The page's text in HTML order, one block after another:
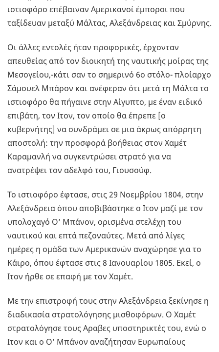
ιστιοφόρο επέβαιναν Αμερικανοί έμποροι που
ταξίδευαν μεταξύ Μάλτας, Αλεξάνδρειας και Σμύρνης.
Οι άλλες εντολές ήταν προφορικές, έρχονταν
απευθείας από τον διοικητή της ναυτικής μοίρας της
Μεσογείου,-κάτι σαν το σημερινό 6ο στόλο- πλοίαρχο
Σάμουελ Μπάρον και ανέφεραν ότι μετά τη Μάλτα το
ιστιοφόρο θα πήγαινε στην Αίγυπτο, με έναν ειδικό
επιβάτη, τον Ιτον, τον οποίο θα έπρεπε [ο
κυβερνήτης] να συνδράμει σε μια άκρως απόρρητη
αποστολή: την προσφορά βοήθειας στον Χαμέτ
Καραμανλή να συγκεντρώσει στρατό για να
ανατρέψει τον αδελφό του, Γιουσούφ.
Το ιστιοφόρο έφτασε, στις 29 Νοεμβρίου 1804, στην
Αλεξάνδρεια όπου αποβιβάστηκε ο Ιτον μαζί με τον
υπολοχαγό Ο’ Μπάνον, ορισμένα στελέχη του
ναυτικού και επτά πεζοναύτες. Μετά από λίγες
ημέρες η ομάδα των Αμερικανών αναχώρησε για το
Κάιρο, όπου έφτασε στις 8 Ιανουαρίου 1805. Εκεί, ο
Ιτον ήρθε σε επαφή με τον Χαμέτ.
Με την επιστροφή τους στην Αλεξάνδρεια ξεκίνησε η
διαδικασία στρατολόγησης μισθοφόρων. Ο Χαμέτ
στρατολόγησε τους Αραβες υποστηρικτές του, ενώ ο
Ιτον και ο Ο’ Μπάνον αναζήτησαν Ευρωπαίους